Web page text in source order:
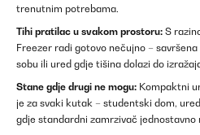
trenutnim potrebama.
Tihi pratilac u svakom prostoru: S
Freezer radi gotovo nečujno –
sobu ili ured gdje tišina dolazi do
Stane gdje drugi ne mogu: Kompaktni
je za svaki kutak – studentski dom,
gdje standardni zamrzivač jednostavno